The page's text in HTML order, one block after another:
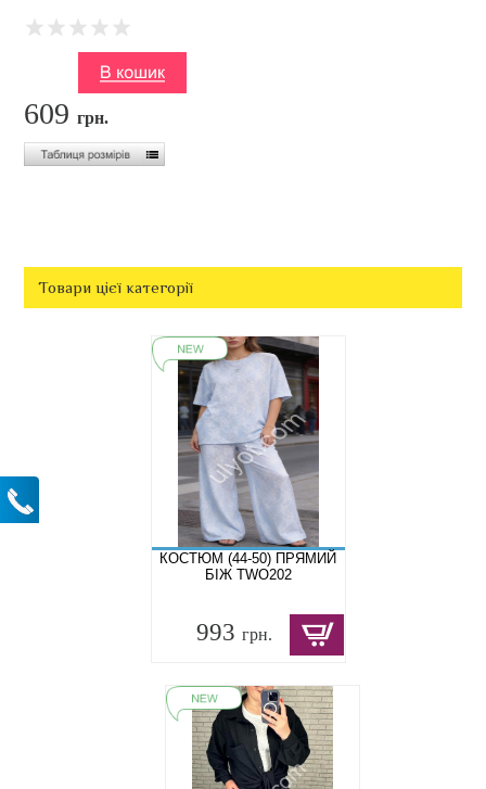
609грн.
Товари цієї категорії
КОСТЮМ (44-50) ПРЯМИЙ
БІЖ TWO202
993 грн.